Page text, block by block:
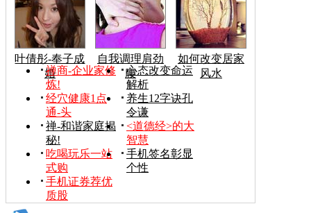
叶倩彤-奉子成
婚
自我调理肩劲
腰
如何改变居家
风水
禅商-企业家修
炼!
心态改变命运
解析
经穴健康1点
通-头
养生12字诀孔
令谦
禅-和谐家庭揭
秘!
<道德经>的大
智慧
吃喝玩乐一站
式购
手机签名彰显
个性
手机证券荐优
质股